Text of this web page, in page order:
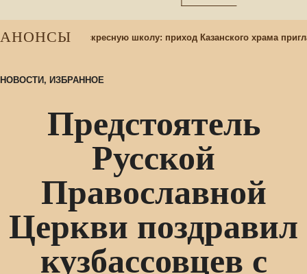
АНОНСЫ
учащихся в воскресную школу: приход Казанского храма
НОВОСТИ , ИЗБРАННОЕ
Предстоятель
Русской
Православной
Церкви поздравил
кузбассовцев с